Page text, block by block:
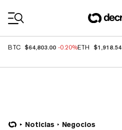
BTC $64,803.00 -0.20%ETH $1,918.54
Noticias Negocios